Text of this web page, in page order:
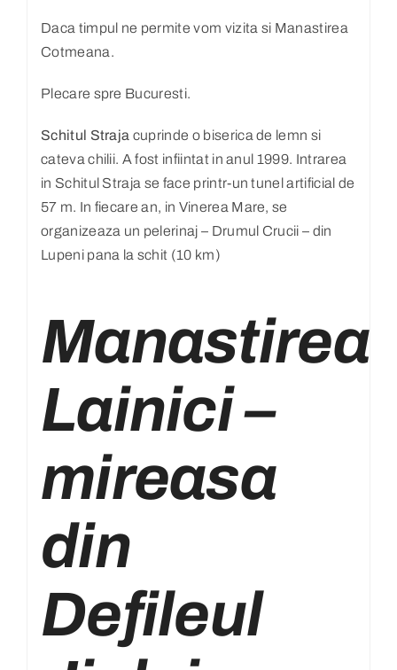
Daca timpul ne permite vom vizita si Manastirea
Cotmeana.
Plecare spre Bucuresti.
Schitul Straja cuprinde o biserica de lemn si
cateva chilii. A fost infiintat in anul 1999. Intrarea
in Schitul Straja se face printr-un tunel artificial de
57 m. In fiecare an, in Vinerea Mare, se
organizeaza un pelerinaj – Drumul Crucii – din
Lupeni pana la schit (10 km)
Manastirea
Lainici –
mireasa
din
Defileul